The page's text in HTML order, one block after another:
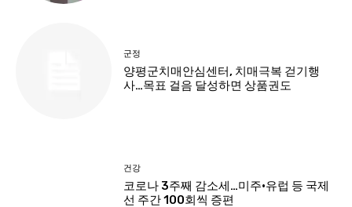
군정
양평군치매안심센터, 치매극복 걷기행
사…목표 걸음 달성하면 상품권도
건강
코로나 3주째 감소세…미주·유럽 등 국제
선 주간 100회씩 증편